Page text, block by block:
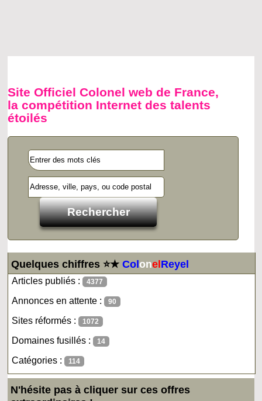
Site Officiel Colonel web de France,
la compétition Internet des talents
étoilés
Quelques chiffres ⭐★ColonelReyel
Articles publiés : 4377
Annonces en attente : 90
Sites réformés : 1072
Domaines fusillés : 14
Catégories : 114
N'hésite pas à cliquer sur ces offres